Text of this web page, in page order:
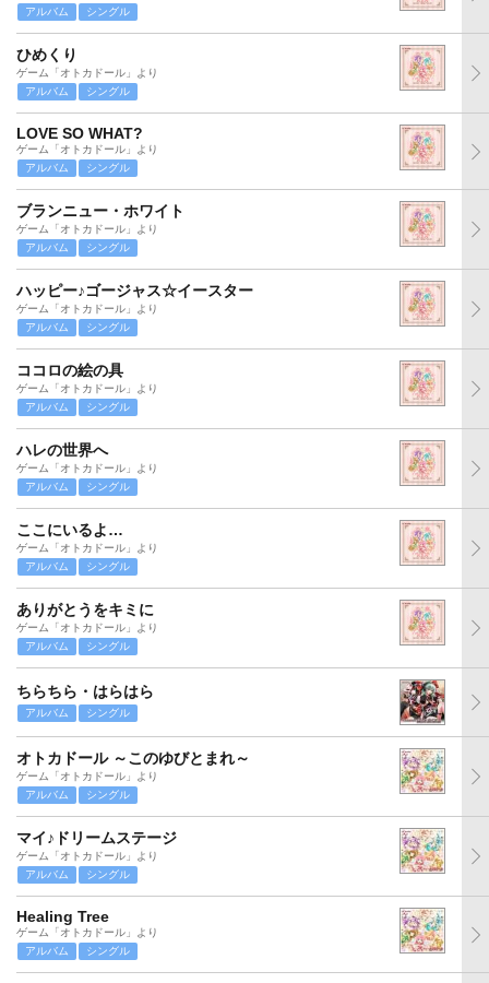
アルバム シングル
ひめくり
ゲーム「オトカドール」より
アルバム
シングル
LOVE SO WHAT?
ゲーム「オトカドール」より
アルバム
シングル
ブランニュー・ホワイト
ゲーム「オトカドール」より
アルバム
シングル
ハッピー♪ゴージャス☆イースター
ゲーム「オトカドール」より
アルバム
シングル
ココロの絵の具
ゲーム「オトカドール」より
アルバム
シングル
ハレの世界へ
ゲーム「オトカドール」より
アルバム
シングル
ここにいるよ…
ゲーム「オトカドール」より
アルバム
シングル
ありがとうをキミに
ゲーム「オトカドール」より
アルバム
シングル
ちらちら・はらはら
アルバム シングル
オトカドール ～このゆびとまれ～
ゲーム「オトカドール」より
アルバム
シングル
マイ♪ドリームステージ
ゲーム「オトカドール」より
アルバム
シングル
Healing Tree
ゲーム「オトカドール」より
アルバム
シングル